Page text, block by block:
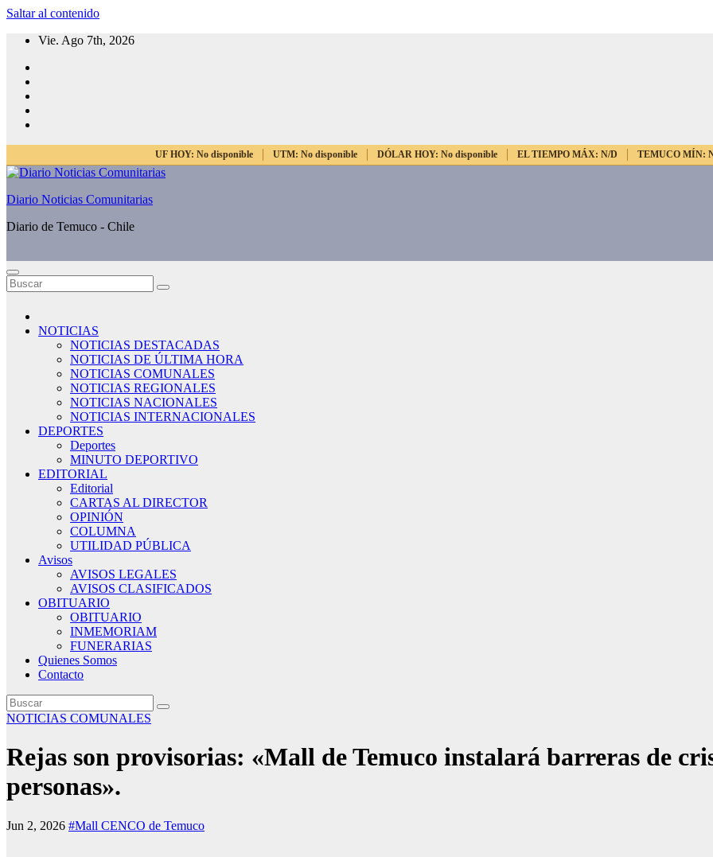
Saltar al contenido
Vie. Ago 7th, 2026
UF HOY: No disponible UTM: No disponible DÓLAR HOY: No disponible EL TIEMPO MÁX: N/D TEMUCO MÍN:
Diario Noticias Comunitarias
Diario de Temuco - Chile
NOTICIAS
NOTICIAS DESTACADAS
NOTICIAS DE ÚLTIMA HORA
NOTICIAS COMUNALES
NOTICIAS REGIONALES
NOTICIAS NACIONALES
NOTICIAS INTERNACIONALES
DEPORTES
Deportes
MINUTO DEPORTIVO
EDITORIAL
Editorial
CARTAS AL DIRECTOR
OPINIÓN
COLUMNA
UTILIDAD PÚBLICA
Avisos
AVISOS LEGALES
AVISOS CLASIFICADOS
OBITUARIO
OBITUARIO
INMEMORIAM
FUNERARIAS
Quienes Somos
Contacto
NOTICIAS COMUNALES
Rejas son provisorias: «Mall de Temuco instalará barreras de
personas».
Jun 2, 2026 #Mall CENCO de Temuco